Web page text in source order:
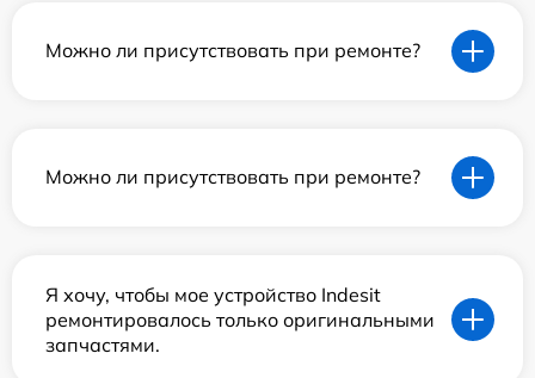
Можно ли присутствовать при ремонте?
Можно ли присутствовать при ремонте?
Я хочу, чтобы мое устройство Indesit
ремонтировалось только оригинальными
запчастями.